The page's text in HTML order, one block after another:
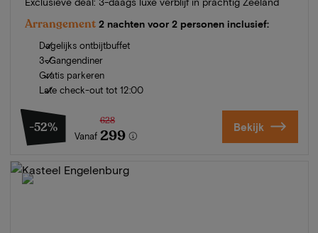
Arrangement 2 nachten voor 2 personen inclusief:
Dagelijks ontbijtbuffet
3-Gangendiner
Gratis parkeren
Late check-out tot 12:00
-52%
Vanaf
628
299 Bekijk